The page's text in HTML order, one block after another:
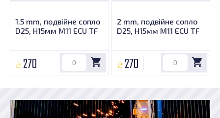
1.5 mm, подвійне сопло
D25, H15мм M11 ECU TF
₴ 270
2 mm, подвійне сопло
D25, H15мм M11 ECU TF
₴ 270